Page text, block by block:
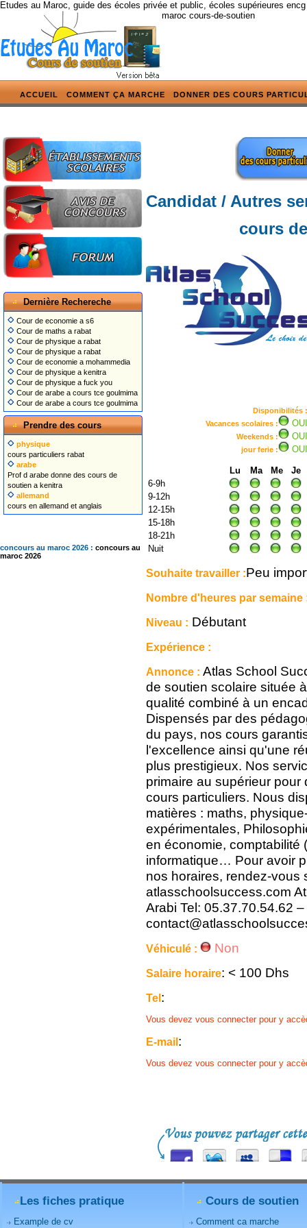
Etudes au Maroc, guide des écoles privée et public, écoles supérieures
maroc cours-de-soutien
ACCUEIL COMMENT ÇA MARCHE DONNER DES COURS
Dernière Rechereche
Cour de economie a s6
Cour de maths a rabat
Cour de physique a rabat
Cour de physique a rabat
Cour de economie a mohammedia
Cour de physique a kenitra
Cour de physique a fuck you
Cour de arabe a cours tce goulmima
Cour de arabe a cours tce goulmima
Prendre des cours
physique
cours particuliers rabat
arabe
Prof d arabe donne des cours de
soutien a kenitra
allemand
cours en allemand et anglais
concours au maroc 2026 : concours au
maroc 2026
Candidat / Autres
cours
Disponibilités :
Vacances scolaires :
OUI
Weekends : OUI
jour ferie : OUI
Lu Ma Me
Je
6-9h
9-12h
12-15h
15-18h
18-21h
Nuit
Souhaite travailler :Peu
Nombre d'heures par semaine
Niveau : Débutant
Expérience :
Annonce : Atlas School
de soutien scolaire située
qualité combiné à un
Dispensés par des
du pays, nos cours
l'excellence ainsi qu'une
plus prestigieux. Nos
primaire au supérieur
cours particuliers. Nous
matières : maths,
expérimentales,
en économie, comptabilité
informatique… Pour avoir
nos horaires, rendez-vous
atlasschoolsuccess.com
Arabi Tel: 05.37.70.54.62
Véhiculé : Non
Salaire horaire: < 100 Dhs
Tel :
Vous devez vous connecter pour y
E-mail :
Vous devez vous connecter pour y
Les fiches pratique
Example de cv
Cours de soutien
Comment ca marche